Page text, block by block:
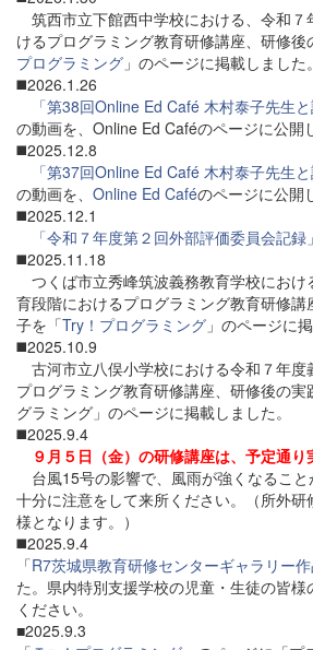
筑西市立下館西中学校における、令和７
けるプログラミング教育研修講座、研修後
プログラミング 」のページに掲載しました。
◼️2026.1.26
「第38回Online Ed Café 木村泰子先生
の動画を、Online Ed Caféのページに公開
◼️2025.12.8
「第37回Online Ed Café 木村泰子先生
の動画を、 Online Ed Caféのページに公開
◼️2025.12.1
「令和７年度第２回外部評価委員会記録」
◼️2025.11.18
つくば市立秀峰筑波義務教育学校におけ
育段階におけるプログラミング教育研修講
子を「Try！プログラミング 」のページに
◼️2025.10.9
古河市立八俣小学校における令和７年度
プログラミング教育研修講座、研修後の実
グラミング」のページに掲載しました。
◼️2025.9.4
９月５日（金）の研修講座は、予定通り
台風15号の影響で、風雨が強くなること
十分に注意をして来所ください。（所外研
様となります。）
◼️2025.9.4
「R7茨城県教育研修センターギャラリー
た。県内特別支援学校の児童・生徒の皆
ください。
■2025.9.3